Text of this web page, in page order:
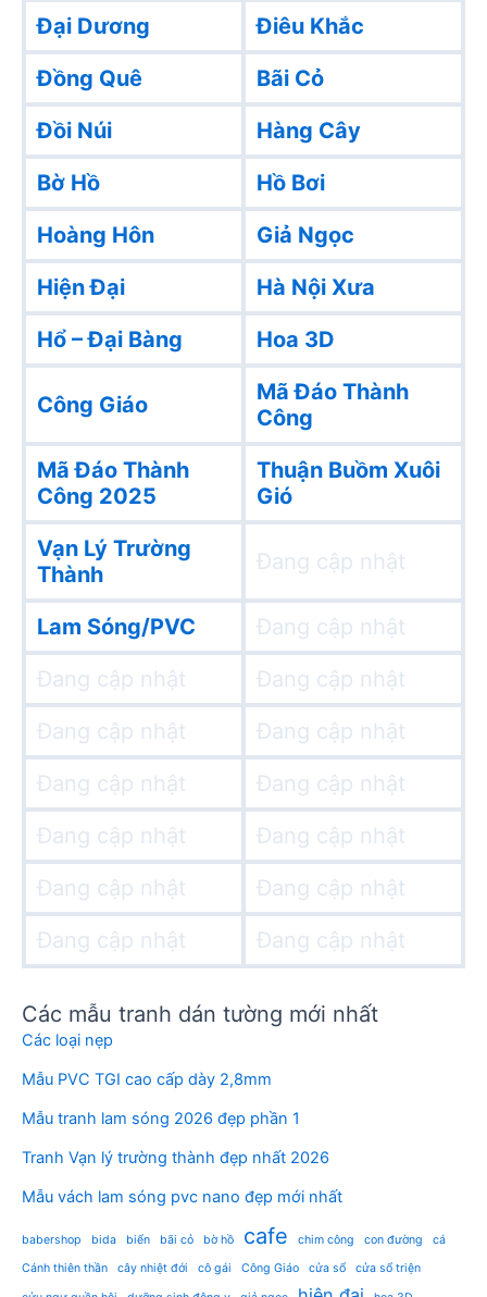
Đại Dương
Điêu Khắc
Đồng Quê
Bãi Cỏ
Đồi Núi
Hàng Cây
Bờ Hồ
Hồ Bơi
Hoàng Hôn
Giả Ngọc
Hiện Đại
Hà Nội Xưa
Hổ – Đại Bàng
Hoa 3D
Công Giáo
Mã Đáo Thành
Công
Mã Đáo Thành
Công 2025
Thuận Buồm Xuôi
Gió
Vạn Lý Trường
Thành
Đang cập nhật
Lam Sóng/PVC
Đang cập nhật
Đang cập nhật
Đang cập nhật
Đang cập nhật
Đang cập nhật
Đang cập nhật
Đang cập nhật
Đang cập nhật
Đang cập nhật
Đang cập nhật
Đang cập nhật
Đang cập nhật
Đang cập nhật
Các mẫu tranh dán tường mới nhất
Các loại nẹp
Mẫu PVC TGI cao cấp dày 2,8mm
Mẫu tranh lam sóng 2026 đẹp phần 1
Tranh Vạn lý trường thành đẹp nhất 2026
Mẫu vách lam sóng pvc nano đẹp mới nhất
babershop bida biển bãi cỏ bờ hồ cafe chim công con đường
cá
Cánh thiên thần
cây nhiệt đới cô gái Công Giáo cửa sổ cửa sổ triện